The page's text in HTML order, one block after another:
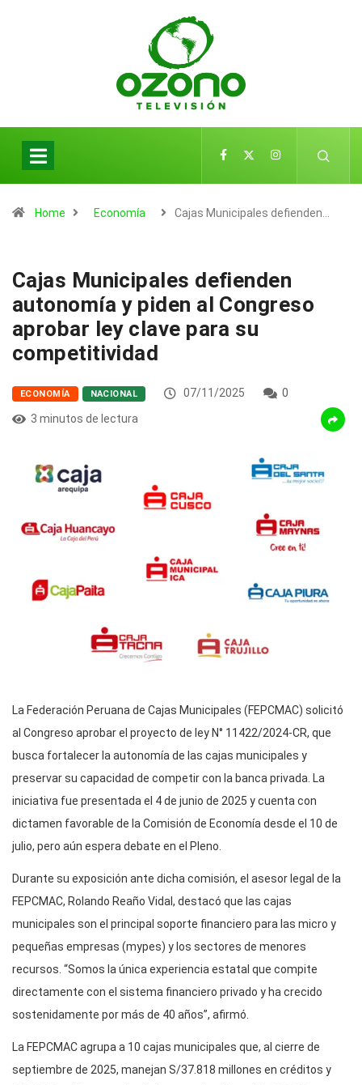
Home Economía Cajas Municipales defienden…
Cajas Municipales defienden
autonomía y piden al Congreso
aprobar ley clave para su
competitividad
ECONOMÍA NACIONAL 07/11/2025
0
3 minutos de lectura
La Federación Peruana de Cajas Municipales (FEPCMAC) solicitó
al Congreso aprobar el proyecto de ley N° 11422/2024-CR, que
busca fortalecer la autonomía de las cajas municipales y
preservar su capacidad de competir con la banca privada. La
iniciativa fue presentada el 4 de junio de 2025 y cuenta con
dictamen favorable de la Comisión de Economía desde el 10 de
julio, pero aún espera debate en el Pleno.
Durante su exposición ante dicha comisión, el asesor legal de la
FEPCMAC, Rolando Reaño Vidal, destacó que las cajas
municipales son el principal soporte financiero para las micro y
pequeñas empresas (mypes) y los sectores de menores
recursos. “Somos la única experiencia estatal que compite
directamente con el sistema financiero privado y ha crecido
sostenidamente por más de 40 años”, afirmó.
La FEPCMAC agrupa a 10 cajas municipales que, al cierre de
septiembre de 2025, manejan S/37.818 millones en créditos y